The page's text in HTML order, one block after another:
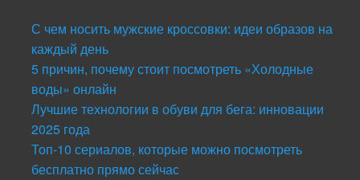
С чем носить мужские кроссовки: идеи образов на
каждый день
5 причин, почему стоит посмотреть «Холодные
воды» онлайн
Лучшие технологии в обуви для бега: инновации
2025 года
Топ-10 сериалов, которые можно посмотреть
бесплатно прямо сейчас